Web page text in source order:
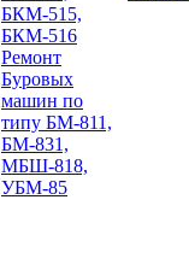
БКМ-515,
БКМ-516
Ремонт
Буровых
машин по
типу БМ-811,
БМ-831,
МБШ-818,
УБМ-85